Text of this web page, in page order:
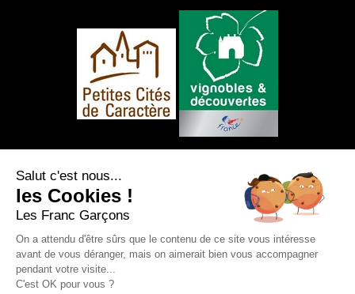
Mentions légales
des données personnelles
Création et référencement Site internet E-
Salut c'est nous...
les Cookies !
Les Franc Garçons
On a attendu d'être sûrs que le contenu de ce site vous intéresse
avant de vous déranger, mais on aimerait bien vous accompagner
pendant votre visite...
C'est OK pour vous ?